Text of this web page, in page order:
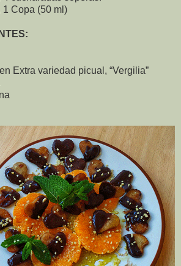
1 Copa (50 ml)
Extra variedad picual, “Vergilia”